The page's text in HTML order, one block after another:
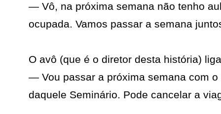
— Vô, na próxima semana não tenho
ocupada. Vamos passar a semana
O avô (que é o diretor desta história)
— Vou passar a próxima semana com
daquele Seminário. Pode cancelar a